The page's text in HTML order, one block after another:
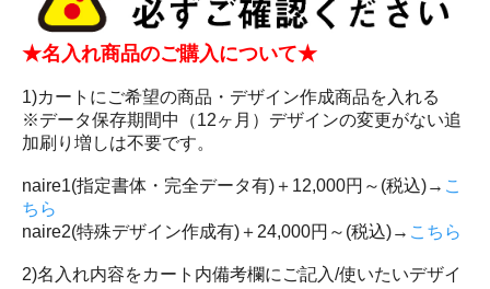
★名入れ商品のご購入について★
1)カートにご希望の商品・デザイン作成商品を入れる
※データ保存期間中（12ヶ月）デザインの変更がない追
加刷り増しは不要です。
naire1(指定書体・完全データ有)＋12,000円～(税込)→ こ
ちら
naire2(特殊デザイン作成有)＋24,000円～(税込)→ こちら
2)名入れ内容をカート内備考欄にご記入/使いたいデザイ